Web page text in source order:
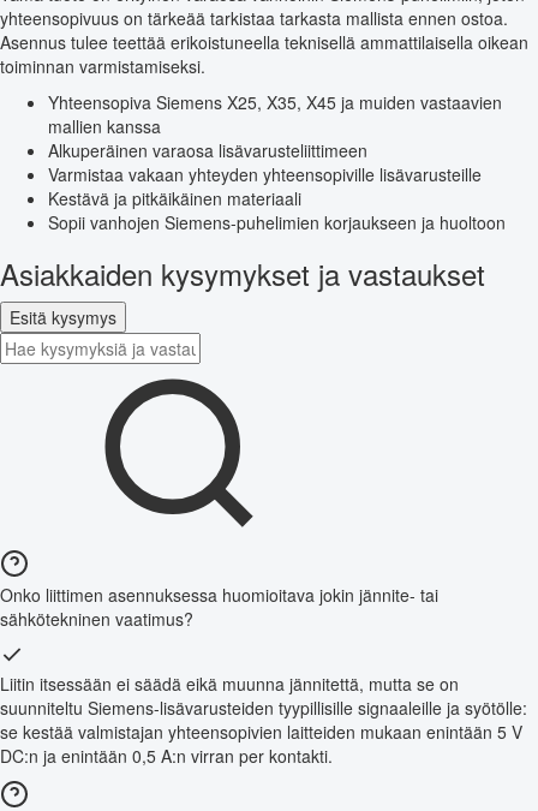
yhteensopivuus on tärkeää tarkistaa tarkasta mallista ennen ostoa.
Asennus tulee teettää erikoistuneella teknisellä ammattilaisella oikean
toiminnan varmistamiseksi.
Yhteensopiva Siemens X25, X35, X45 ja muiden vastaavien
mallien kanssa
Alkuperäinen varaosa lisävarusteliittimeen
Varmistaa vakaan yhteyden yhteensopiville lisävarusteille
Kestävä ja pitkäikäinen materiaali
Sopii vanhojen Siemens-puhelimien korjaukseen ja huoltoon
Asiakkaiden kysymykset ja vastaukset
Esitä kysymys
Onko liittimen asennuksessa huomioitava jokin jännite- tai
sähkötekninen vaatimus?
Liitin itsessään ei säädä eikä muunna jännitettä, mutta se on
suunniteltu Siemens-lisävarusteiden tyypillisille signaaleille ja syötölle:
se kestää valmistajan yhteensopivien laitteiden mukaan enintään 5 V
DC:n ja enintään 0,5 A:n virran per kontakti.